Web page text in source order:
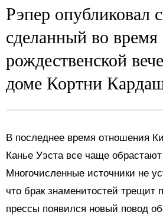
Рэпер опубликовал
сделанный во время
рождественской
доме Кортни
В последнее время отношения
Канье Уэста все чаще
Многочисленные источники не
что брак знаменитостей трещит
прессы появился новый повод